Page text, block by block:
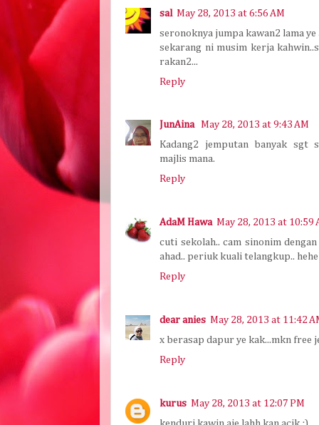
sal
May 28, 2013 at 6:56 AM
seronoknya jumpa kawan2 lama ye
sekarang ni musim kerja
rakan2...
Reply
JunAina
May 28, 2013 at 9:43 AM
Kadang2 jemputan banyak sgt
majlis mana.
Reply
AdaM Hawa May 28, 2013 at 10:59
cuti sekolah.. cam sinonim
ahad.. periuk kuali telangkup..
Reply
dear anies May 28, 2013 at 11:42
x berasap dapur ye kak...mkn free
Reply
kurus May 28, 2013 at 12:07 PM